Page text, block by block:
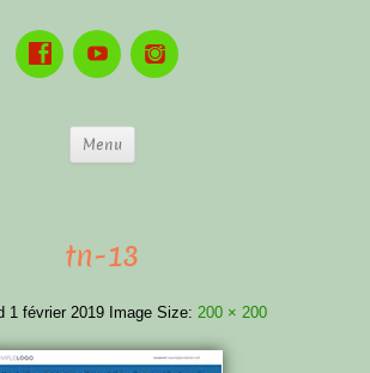
Menu
tn-13
1 février 2019 Image Size: 200 × 200